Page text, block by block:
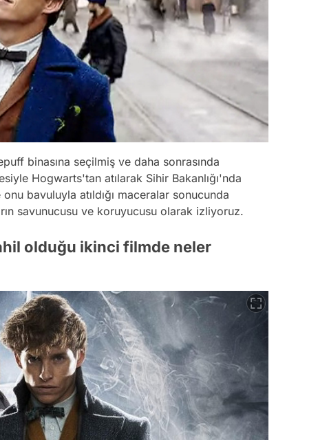
binasına seçilmiş ve daha sonrasında
Hogwarts'tan atılarak Sihir Bakanlığı'nda
bavuluyla atıldığı maceralar sonucunda
savunucusu ve koruyucusu olarak izliyoruz.
olduğu ikinci filmde neler